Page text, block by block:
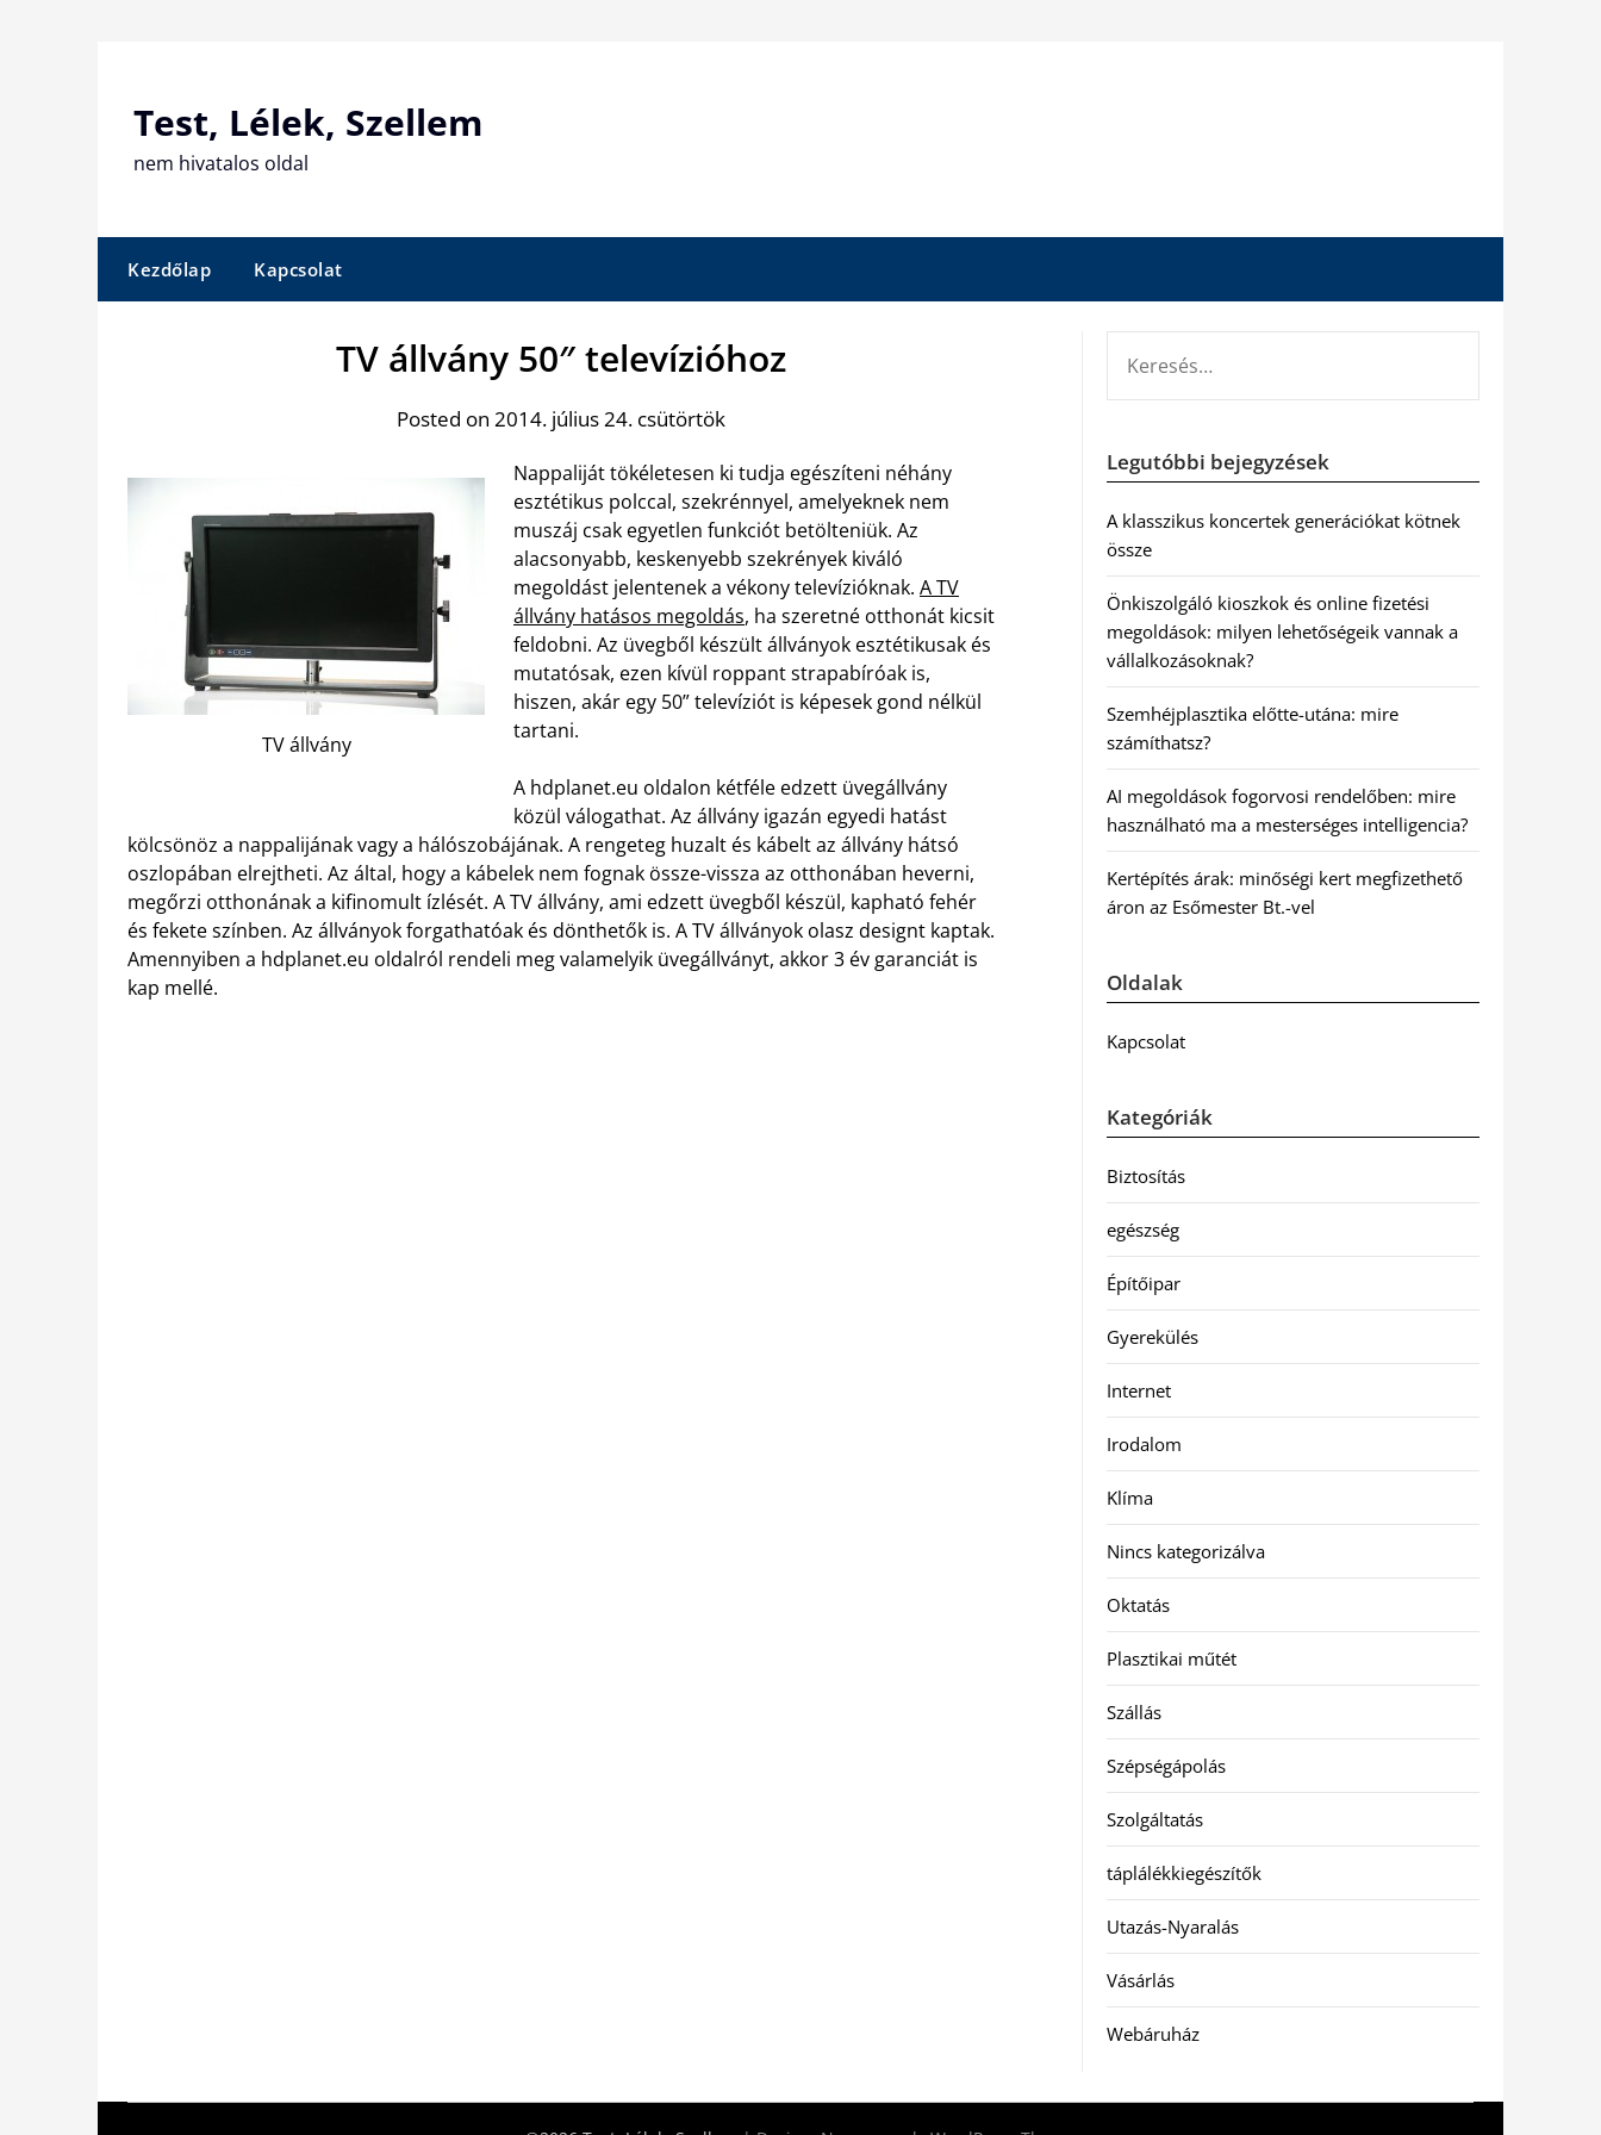
Test, Lélek, Szellem
nem hivatalos oldal
Kezdőlap Kapcsolat
TV állvány 50″ televízióhoz
Posted on 2014. július 24. csütörtök
TV állvány
Nappaliját tökéletesen ki tudja egészíteni néhány
esztétikus polccal, szekrénnyel, amelyeknek nem
muszáj csak egyetlen funkciót betölteniük. Az
alacsonyabb, keskenyebb szekrények kiváló
megoldást jelentenek a vékony televízióknak. A TV
állvány hatásos megoldás, ha szeretné otthonát kicsit
feldobni. Az üvegből készült állványok esztétikusak és
mutatósak, ezen kívül roppant strapabíróak is,
hiszen, akár egy 50” televíziót is képesek gond nélkül
tartani.
A hdplanet.eu oldalon kétféle edzett üvegállvány
közül válogathat. Az állvány igazán egyedi hatást
kölcsönöz a nappalijának vagy a hálószobájának. A rengeteg huzalt és kábelt az állvány hátsó
oszlopában elrejtheti. Az által, hogy a kábelek nem fognak össze-vissza az otthonában heverni,
megőrzi otthonának a kifinomult ízlését. A TV állvány, ami edzett üvegből készül, kapható fehér
és fekete színben. Az állványok forgathatóak és dönthetők is. A TV állványok olasz designt kaptak.
Amennyiben a hdplanet.eu oldalról rendeli meg valamelyik üvegállványt, akkor 3 év garanciát is
kap mellé.
Legutóbbi bejegyzések
A klasszikus koncertek generációkat kötnek
össze
Önkiszolgáló kioszkok és online fizetési
megoldások: milyen lehetőségeik vannak a
vállalkozásoknak?
Szemhéjplasztika előtte-utána: mire
számíthatsz?
AI megoldások fogorvosi rendelőben: mire
használható ma a mesterséges intelligencia?
Kertépítés árak: minőségi kert megfizethető
áron az Esőmester Bt.-vel
Oldalak
Kapcsolat
Kategóriák
Biztosítás
egészség
Építőipar
Gyerekülés
Internet
Irodalom
Klíma
Nincs kategorizálva
Oktatás
Plasztikai műtét
Szállás
Szépségápolás
Szolgáltatás
táplálékkiegészítők
Utazás-Nyaralás
Vásárlás
Webáruház